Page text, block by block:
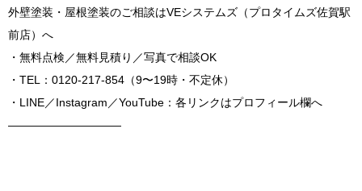
外壁塗装・屋根塗装のご相談はVEシステムズ（プロタイムズ佐賀駅
前店）へ
・無料点検／無料見積り／写真で相談OK
・TEL：0120-217-854（9〜19時・不定休）
・LINE／Instagram／YouTube：各リンクはプロフィール欄へ
――――――――――